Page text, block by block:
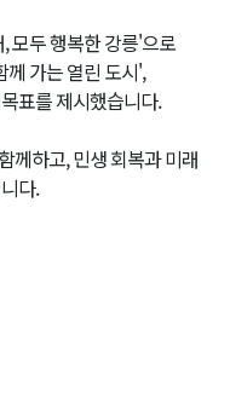
모두 행복한 강릉'으로
께 가는 열린 도시',
표를 제시했습니다.
께하고, 민생 회복과 미래
다.